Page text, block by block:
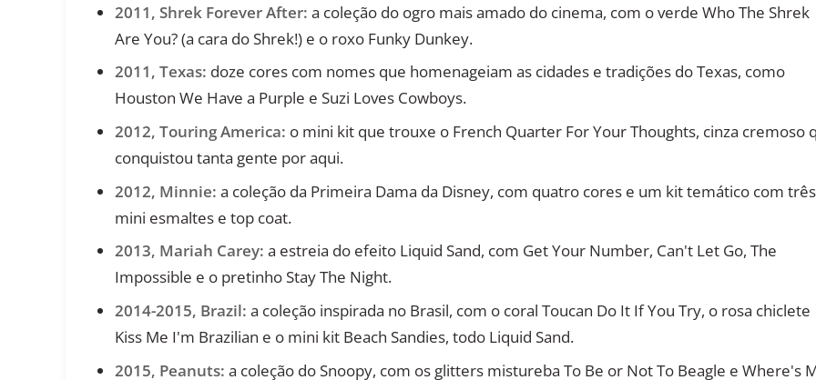
2011, Shrek Forever After: a coleção do ogro mais amado do cinema, com o verde Who The Shrek
Are You? (a cara do Shrek!) e o roxo Funky Dunkey.
2011, Texas: doze cores com nomes que homenageiam as cidades e tradições do Texas, como
Houston We Have a Purple e Suzi Loves Cowboys.
2012, Touring America: o mini kit que trouxe o French Quarter For Your Thoughts, cinza cremoso
conquistou tanta gente por aqui.
2012, Minnie: a coleção da Primeira Dama da Disney, com quatro cores e um kit temático com três
mini esmaltes e top coat.
2013, Mariah Carey: a estreia do efeito Liquid Sand, com Get Your Number, Can't Let Go, The
Impossible e o pretinho Stay The Night.
2014-2015, Brazil: a coleção inspirada no Brasil, com o coral Toucan Do It If You Try, o rosa chiclete
Kiss Me I'm Brazilian e o mini kit Beach Sandies, todo Liquid Sand.
2015, Peanuts: a coleção do Snoopy, com os glitters mistureba To Be or Not To Beagle e Where's